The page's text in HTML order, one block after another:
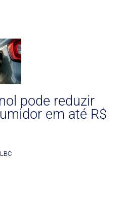
pode reduzir
em até R$